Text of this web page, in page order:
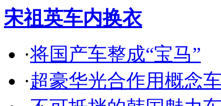
宋祖英车内换衣
·将国产车整成“宝马”
·超豪华光合作用概念